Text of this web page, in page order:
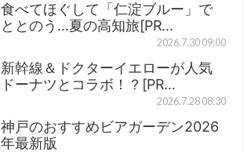
食べてほぐして「仁淀ブルー」で
ととのう…夏の高知旅[PR…
2026.7.30 09:00
新幹線＆ドクターイエローが人気
ドーナツとコラボ！？[PR…
2026.7.28 08:30
神戸のおすすめビアガーデン2026
年最新版